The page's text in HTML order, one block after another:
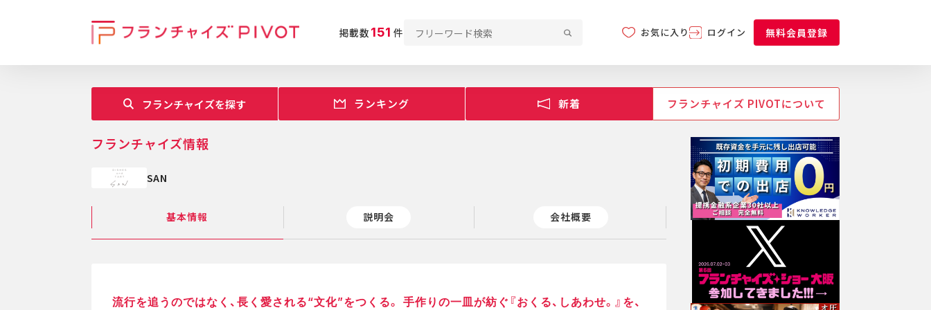
掲載数 151 件 お気に入り ログイン 無料会員登録
フランチャイズを探す ランキング 新着 フランチャイズ PIVOTについて
フランチャイズ情報
SAN
基本情報 説明会 会社概要
流行を追うのではなく、長く愛される“文化”をつくる。 手作りの一皿が紡ぐ『おくる、しあわせ。』を、